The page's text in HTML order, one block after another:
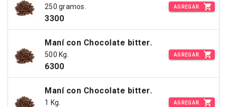
250 gramos.
3300
AGREGAR
Maní con Chocolate bitter.
500 Kg.
6300
AGREGAR
Maní con Chocolate bitter.
1 Kg. AGREGAR